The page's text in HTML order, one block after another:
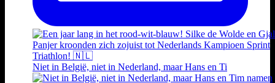
Niet in België, niet in Nederland, maar Hans en Ti